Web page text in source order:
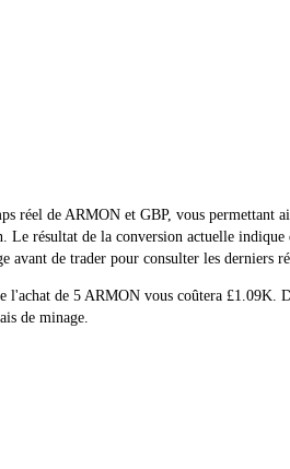
réel de ARMON et GBP, vous
Le résultat de la conversion actuelle
avant de trader pour consulter les derniers
de 5 ARMON vous coûtera
de minage.